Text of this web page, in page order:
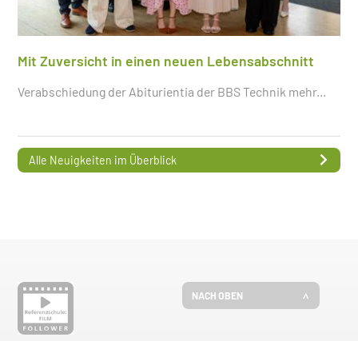
Mit Zuversicht in einen neuen Lebensabschnitt
Verabschiedung der Abiturientia der BBS Technik mehr...
Alle Neuigkeiten im Überblick
NACH OBEN